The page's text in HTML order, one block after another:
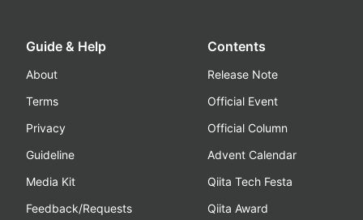
Guide & Help
About
Terms
Privacy
Guideline
Media Kit
Feedback/Requests
Contents
Release Note
Official Event
Official Column
Advent Calendar
Qiita Tech Festa
Qiita Award